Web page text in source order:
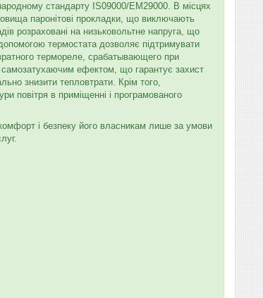
стандарту IS09000/ЕМ29000. В місцях
паронітові прокладки, що виключають
розраховані на низьковольтне напруга, що
термостата дозволяє підтримувати
термореле, срабатывающего при
самозатухаючим ефектом, що гарантує захист
знизити тепловтрати. Крім того,
повітря в приміщенні і програмованого
і безпеку його власникам лише за умови